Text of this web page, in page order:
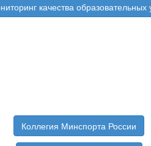
качества образовательных
Коллегия Минспорта России